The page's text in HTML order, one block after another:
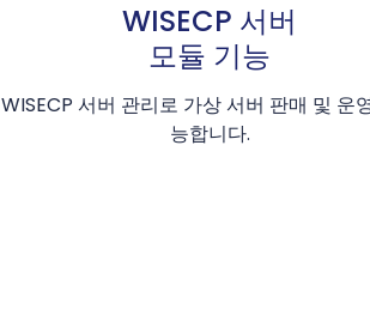
WISECP 서버
모듈 기능
WISECP 서버 관리로 가상 서버 판매 및 운
능합니다.